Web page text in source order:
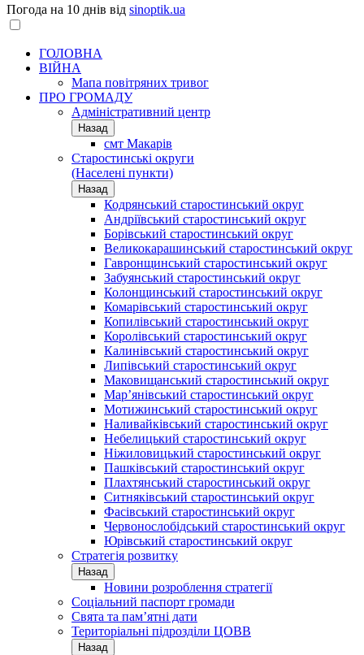
Погода на 10 днів від sinoptik.ua
ГОЛОВНА
ВІЙНА
Мапа повітряних тривог
ПРО ГРОМАДУ
Aдміністративний центр
Назад
смт Макарів
Старостинські округи
(Населені пункти)
Назад
Кодрянський старостинський округ
Андріївський старостинський округ
Борівський старостинський округ
Великокарашинський старостинський округ
Гавронщинський старостинський округ
Забуянський старостинський округ
Колонщинський старостинський округ
Комарівський старостинський округ
Копилівський старостинський округ
Королівський старостинський округ
Калинівський старостинський округ
Липівський старостинський округ
Маковищанський старостинський округ
Мар’янівський старостинський округ
Мотижинський старостинський округ
Наливайківський старостинський округ
Небелицький старостинський округ
Ніжиловицький старостинський округ
Пашківський старостинський округ
Плахтянський старостинський округ
Ситняківський старостинський округ
Фасівський старостинський округ
Червонослобідський старостинський округ
Юрівський старостинський округ
Стратегія розвитку
Назад
Новини розроблення стратегії
Соціальний паспорт громади
Свята та пам’ятні дати
Територіальні підрозділи ЦОВВ
Назад